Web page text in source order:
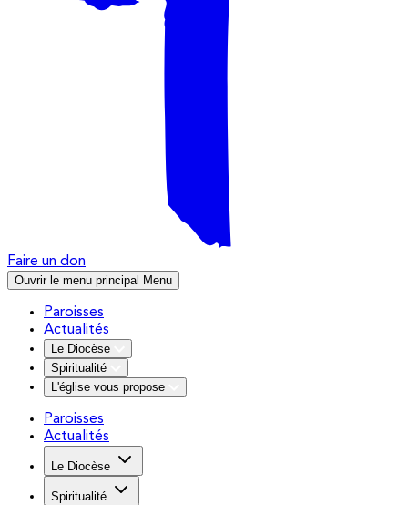
Faire un don
Ouvrir le menu principal Menu
Paroisses
Actualités
Le Diocèse
Spiritualité
L'église vous propose
Paroisses
Actualités
Le Diocèse
Spiritualité